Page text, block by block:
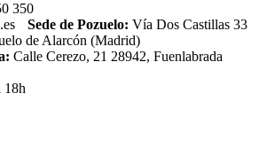
350
Sede de Pozuelo: Vía Dos Castillas 33
de Alarcón (Madrid)
Calle Cerezo, 21 28942, Fuenlabrada
18h